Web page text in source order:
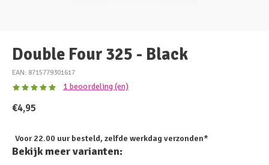
Double Four 325 - Black
EAN: 8715779301617
1 beoordeling (en)
€4,95
Voor 22.00 uur besteld, zelfde werkdag verzonden*
Bekijk meer varianten: